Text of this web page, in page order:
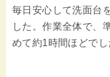
毎日安心して洗面台
した。作業全体で、
めて約1時間ほどでし